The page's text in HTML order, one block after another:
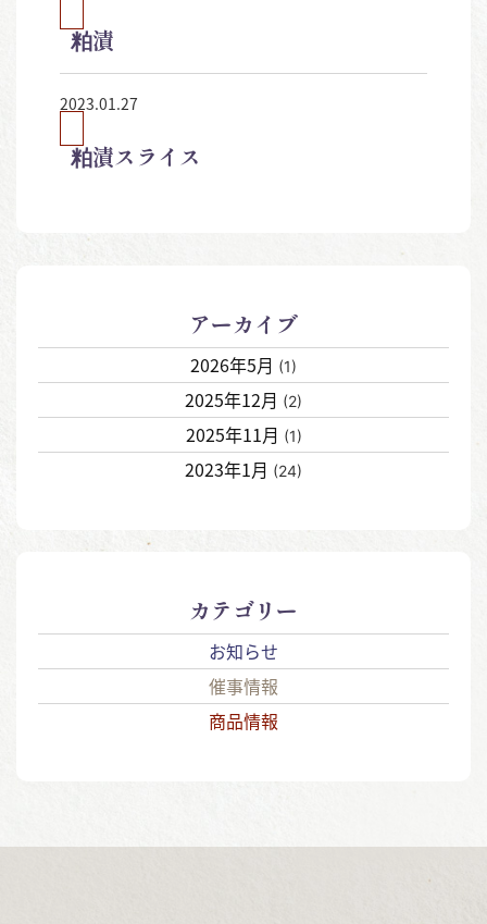
アーカイブ
2026年5月 (1)
2025年12月 (2)
2025年11月 (1)
2023年1月 (24)
カテゴリー
お知らせ
催事情報
商品情報
粕漬
2023.01.27
粕漬スライス